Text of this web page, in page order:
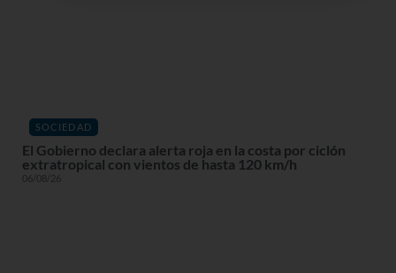
SOCIEDAD
El Gobierno declara alerta roja en la costa por ciclón
extratropical con vientos de hasta 120 km/h
06/08/26